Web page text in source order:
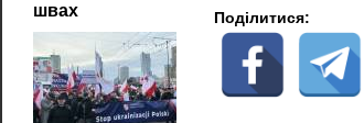
швах
Поділитися: